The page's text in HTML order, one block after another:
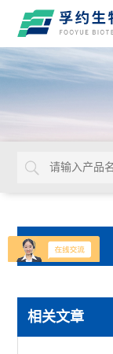
产品分类
USHIO牛尾检
相关文章